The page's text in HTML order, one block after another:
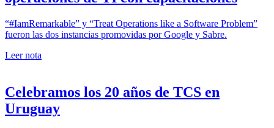
“#IamRemarkable” y “Treat Operations like a Software Problem”
fueron las dos instancias promovidas por Google y Sabre.
Leer nota
Celebramos los 20 años de TCS en
Uruguay